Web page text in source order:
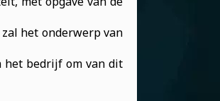
het onderwerp van
het bedrijf om van dit